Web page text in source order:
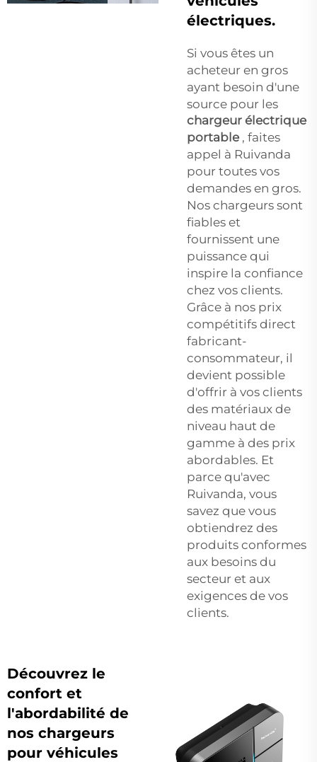
électriques.
Si vous êtes un
acheteur en gros
ayant besoin d'une
source pour les
chargeur électrique
portable , faites
appel à Ruivanda
pour toutes vos
demandes en gros.
Nos chargeurs sont
fiables et
fournissent une
puissance qui
inspire la confiance
chez vos clients.
Grâce à nos prix
compétitifs direct
fabricant-
consommateur, il
devient possible
d'offrir à vos clients
des matériaux de
niveau haut de
gamme à des prix
abordables. Et
parce qu'avec
Ruivanda, vous
savez que vous
obtiendrez des
produits conformes
aux besoins du
secteur et aux
exigences de vos
clients.
Découvrez le
confort et
l'abordabilité de
nos chargeurs
pour véhicules